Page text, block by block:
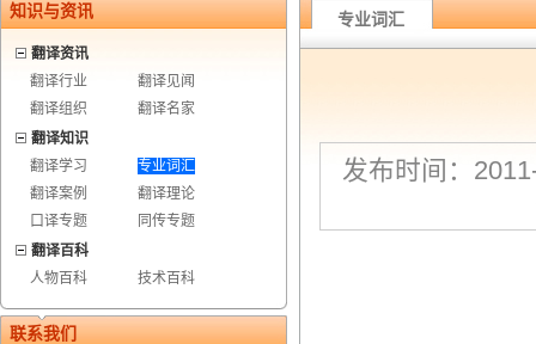
知识与资讯
翻译资讯
翻译行业
翻译见闻
翻译组织
翻译名家
翻译知识
翻译学习
专业词汇
翻译案例
翻译理论
口译专题
同传专题
翻译百科
人物百科
技术百科
联系我们
专业词汇
发布时间：